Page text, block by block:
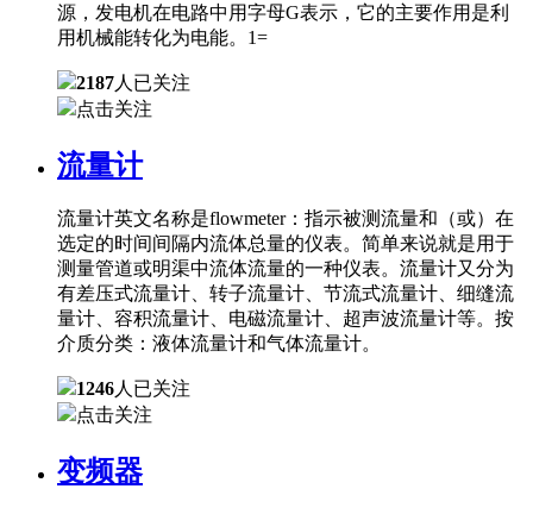
源，发电机在电路中用字母G表示，它的主要作用是利
用机械能转化为电能。1=
2187人已关注
点击关注
流量计
流量计英文名称是flowmeter：指示被测流量和（或）在
选定的时间间隔内流体总量的仪表。简单来说就是用于
测量管道或明渠中流体流量的一种仪表。流量计又分为
有差压式流量计、转子流量计、节流式流量计、细缝流
量计、容积流量计、电磁流量计、超声波流量计等。按
介质分类：液体流量计和气体流量计。
1246人已关注
点击关注
变频器